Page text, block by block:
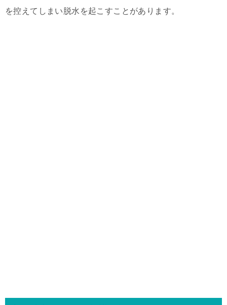
を控えてしまい脱水を起こすことがあります。